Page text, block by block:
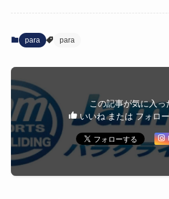
para para
この記事が気に入っ
いいね または フォロ